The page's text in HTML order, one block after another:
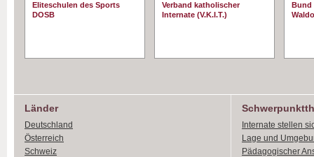
Eliteschulen des Sports
DOSB
Verband katholischer
Internate (V.K.I.T.)
Bund
Länder
Deutschland
Österreich
Schweiz
Internate stellen
Lage und
Pädagogischer